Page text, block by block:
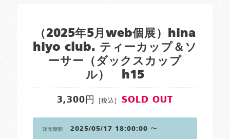
（2025年5月web個展）hina
hiyo club. ティーカップ＆ソ
ーサー（ダックスカップ
ル） h15
3,300円 [税込] SOLD OUT
販売期間 2025/05/17 18:00:00 〜